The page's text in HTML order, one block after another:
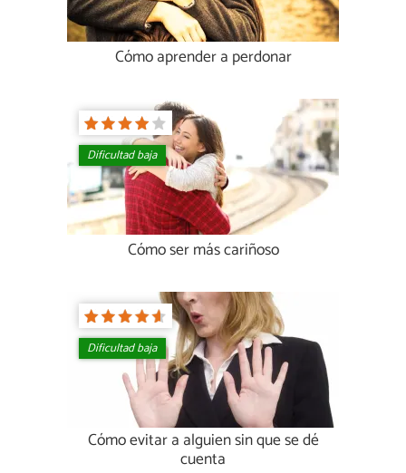
Cómo aprender a perdonar
Dificultad baja
Cómo ser más cariñoso
Dificultad baja
Cómo evitar a alguien sin que se dé
cuenta